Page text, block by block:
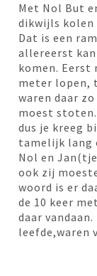
Met Nol But
dikwijls kolen
Dat is een
allereerst
komen. Eerst
meter lopen,
waren daar
moest
dus je kreeg
tamelijk lang
Nol en
ook zij
woord is er
de 10 keer
daar
leefde,waren